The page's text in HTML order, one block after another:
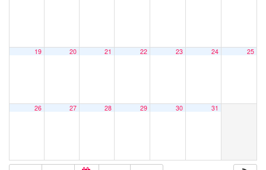
19 20 21 22 23 24 25
26 27 28 29 30 31